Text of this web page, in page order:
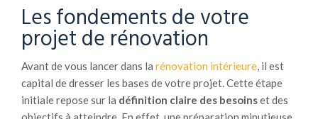
Les fondements de votre
projet de rénovation
Avant de vous lancer dans la rénovation intérieure , il est
capital de dresser les bases de votre projet. Cette étape
initiale repose sur la définition claire des besoinset des